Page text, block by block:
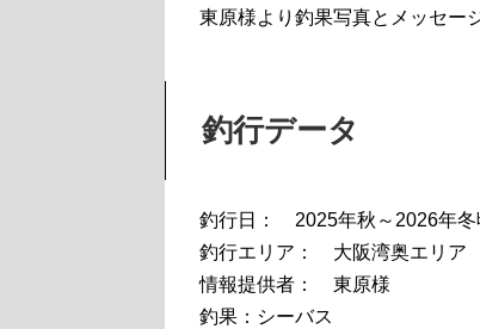
東原様より釣果写真とメッセー
釣行データ
釣行日： 2025年秋～2026年冬
釣行エリア： 大阪湾奥エリア
情報提供者： 東原様
釣果：シーバス